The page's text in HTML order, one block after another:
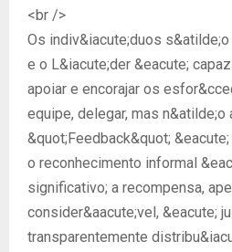
<br />
Os indiv&iacute;duos
e o L&iacute;der &eacute;
apoiar e encorajar os
equipe, delegar, mas n&atilde;o
&quot;Feedback&quot;
o reconhecimento informal
significativo; a recompensa,
consider&aacute;vel, &eacute;
transparentemente